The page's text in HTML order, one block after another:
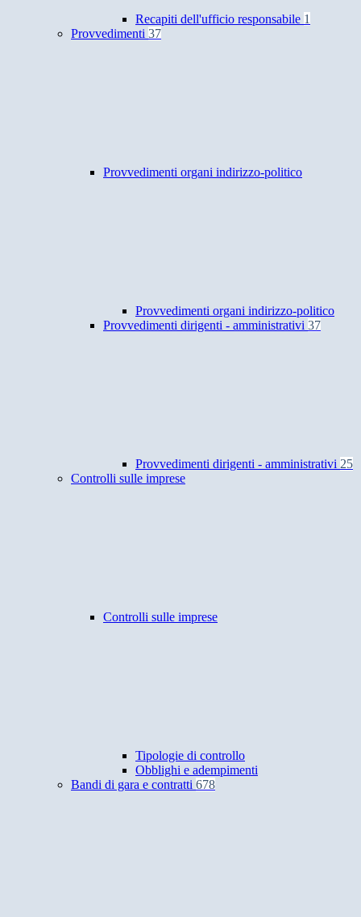
Recapiti dell'ufficio responsabile 1
Provvedimenti 37
Provvedimenti organi indirizzo-politico
Provvedimenti organi indirizzo-politico
Provvedimenti dirigenti - amministrativi 37
Provvedimenti dirigenti - amministrativi 25
Controlli sulle imprese
Controlli sulle imprese
Tipologie di controllo
Obblighi e adempimenti
Bandi di gara e contratti 678